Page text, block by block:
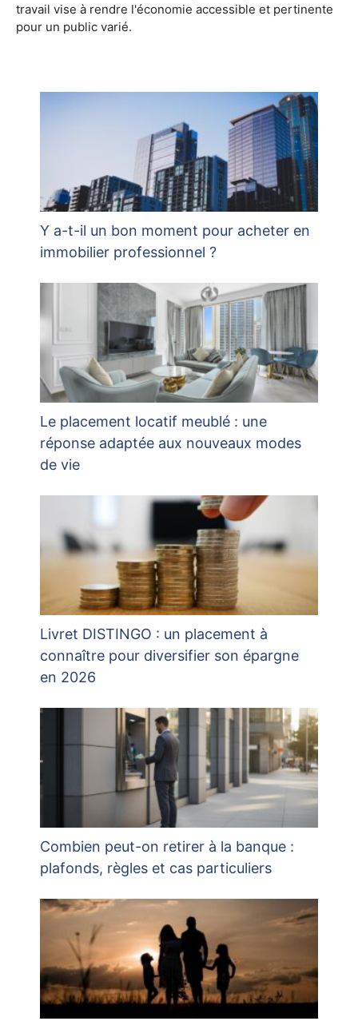
travail vise à rendre l'économie accessible et pertinente
pour un public varié.
Y a-t-il un bon moment pour acheter en
immobilier professionnel ?
Le placement locatif meublé : une
réponse adaptée aux nouveaux modes
de vie
Livret DISTINGO : un placement à
connaître pour diversifier son épargne
en 2026
Combien peut-on retirer à la banque :
plafonds, règles et cas particuliers